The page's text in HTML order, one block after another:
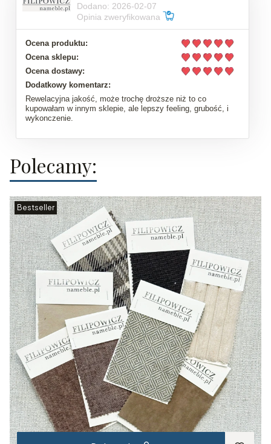
Dodano: 2026-02-07
Opinia zweryfikowana
Ocena produktu:
Ocena sklepu:
Ocena dostawy:
Dodatkowy komentarz:
Rewelacyjna jakość, może trochę droższe niż to co
kupowałam w innym sklepie, ale lepszy feeling, grubość, i
wykonczenie.
Polecamy:
Bestseller